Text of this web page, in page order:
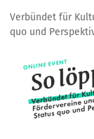
Verbündet für
quo und